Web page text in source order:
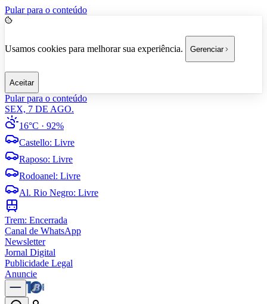
Pular para o conteúdo
Usamos cookies para melhorar sua experiência. Gerenciar
Aceitar
Pular para o conteúdo
SEX, 7 DE AGO.
16°C · 92%
Castello: Livre
Raposo: Livre
Rodoanel: Livre
Al. Rio Negro: Livre
Trem: Encerrada
Canal de WhatsApp
Newsletter
Jornal Digital
Publicidade Legal
Anuncie